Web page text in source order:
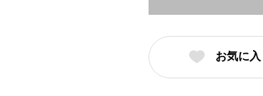
お気に